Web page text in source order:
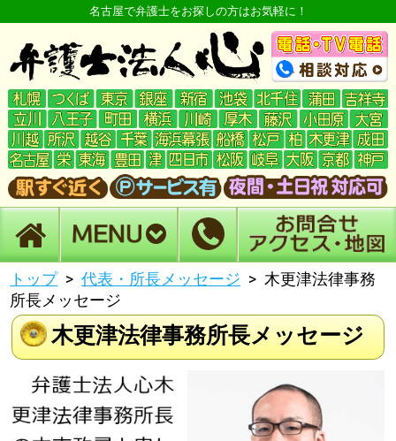
名古屋で弁護士をお探しの方はお気軽に！
トップ 代表・所長メッセージ
木更津法律事務
所長メッセージ
木更津法律事務所長メッセージ